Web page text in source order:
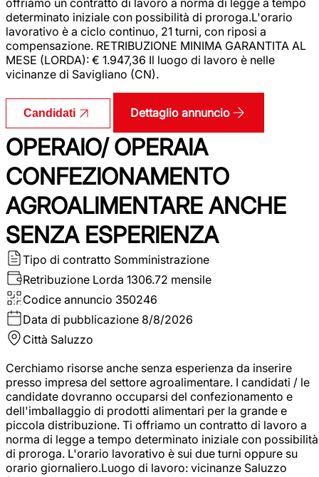
determinato iniziale con possibilità di proroga.L'orario
lavorativo è a ciclo continuo, 21 turni, con riposi a
compensazione. RETRIBUZIONE MINIMA GARANTITA AL
MESE (LORDA): € 1.947,36 Il luogo di lavoro è nelle
vicinanze di Savigliano (CN).
Candidati Dettaglio annuncio
OPERAIO/ OPERAIA
CONFEZIONAMENTO
AGROALIMENTARE ANCHE
SENZA ESPERIENZA
Tipo di contratto Somministrazione
Retribuzione Lorda 1306.72 mensile
Codice annuncio 350246
Data di pubblicazione 8/8/2026
Città Saluzzo
Cerchiamo risorse anche senza esperienza da inserire
presso impresa del settore agroalimentare. I candidati / le
candidate dovranno occuparsi del confezionamento e
dell'imballaggio di prodotti alimentari per la grande e
piccola distribuzione. Ti offriamo un contratto di lavoro a
norma di legge a tempo determinato iniziale con possibilità
di proroga. L'orario lavorativo è sui due turni oppure su
orario giornaliero.Luogo di lavoro: vicinanze Saluzzo